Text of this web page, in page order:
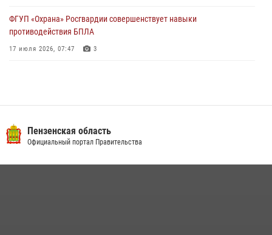
ФГУП «Охрана» Росгвардии совершенствует навыки
противодействия БПЛА
17 июля 2026, 07:47 3
Пензенский спецназ Росгвардии готовит студентов к окружному
этапу «Зарницы 2.0» (видео)
Пензенская область
Официальный портал Правительства